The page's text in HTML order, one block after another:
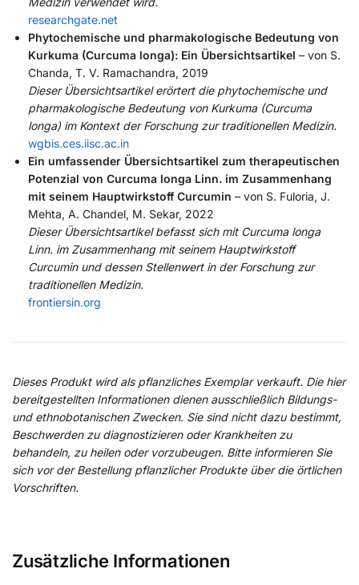
researchgate.net
Phytochemische und pharmakologische Bedeutung von
Kurkuma (Curcuma longa): Ein Übersichtsartikel – von S.
Chanda, T. V. Ramachandra, 2019
Dieser Übersichtsartikel erörtert die phytochemische und
pharmakologische Bedeutung von Kurkuma (Curcuma
longa) im Kontext der Forschung zur traditionellen Medizin.
wgbis.ces.iisc.ac.in
Ein umfassender Übersichtsartikel zum therapeutischen
Potenzial von Curcuma longa Linn. im Zusammenhang
mit seinem Hauptwirkstoff Curcumin – von S. Fuloria, J.
Mehta, A. Chandel, M. Sekar, 2022
Dieser Übersichtsartikel befasst sich mit Curcuma longa
Linn. im Zusammenhang mit seinem Hauptwirkstoff
Curcumin und dessen Stellenwert in der Forschung zur
traditionellen Medizin.
frontiersin.org
Dieses Produkt wird als pflanzliches Exemplar verkauft. Die hier
bereitgestellten Informationen dienen ausschließlich Bildungs-
und ethnobotanischen Zwecken. Sie sind nicht dazu bestimmt,
Beschwerden zu diagnostizieren oder Krankheiten zu
behandeln, zu heilen oder vorzubeugen. Bitte informieren Sie
sich vor der Bestellung pflanzlicher Produkte über die örtlichen
Vorschriften.
Zusätzliche Informationen